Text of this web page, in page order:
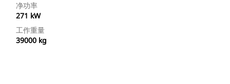
净功率
271 kW
工作重量
39000 kg